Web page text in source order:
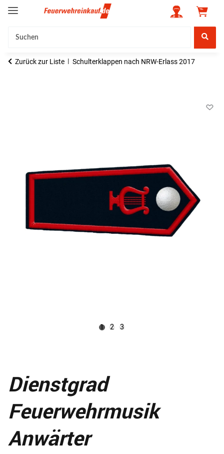
Zurück zur Liste Schulterklappen nach NRW-Erlass 2017
1 2 3
Dienstgrad
Feuerwehrmusik
Anwärter